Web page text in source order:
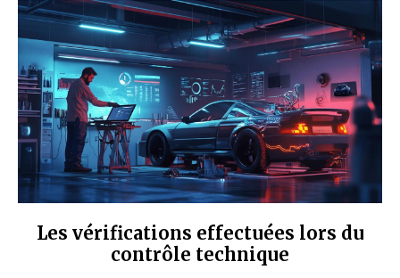
Les vérifications effectuées lors du
contrôle technique